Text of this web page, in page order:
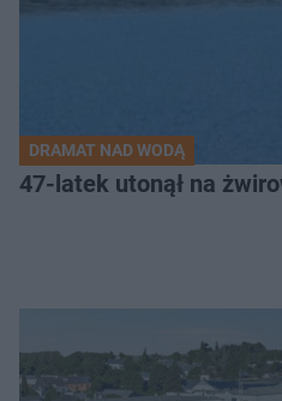
DRAMAT NAD WODĄ
47-latek utonął na